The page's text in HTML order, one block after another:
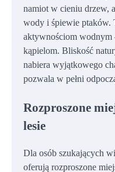
namiot w cieniu drzew,
wody i śpiewie ptaków.
aktywnościom wodnym
kąpielom. Bliskość
nabiera wyjątkowego
pozwala w pełni
Rozproszone
lesie
Dla osób szukających
oferują rozproszone